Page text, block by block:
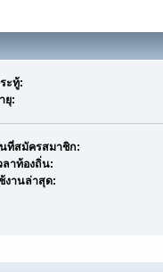
ะทู้:
ยุ:
ที่สมัครสมาชิก:
ลาท้องถิ่น:
งานล่าสุด: